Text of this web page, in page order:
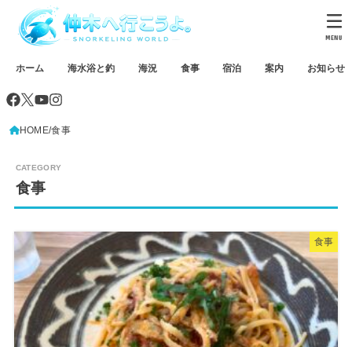
ホーム 海水浴と釣 海況 食事 宿泊 案内 お知らせ
MENU
HOME 食事
食事
食事